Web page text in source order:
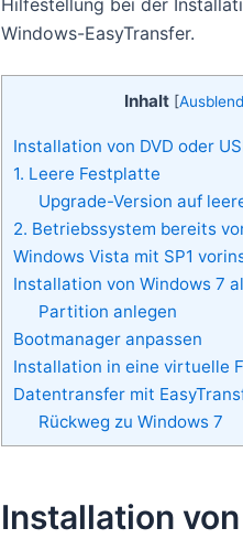
Windows-EasyTransfer.
Inhalt [
Installation von DVD oder
1. Leere Festplatte
Upgrade-Version auf
2. Betriebssystem bereits
Windows Vista mit SP1
Installation von Windows 7
Partition anlegen
Bootmanager anpassen
Installation in eine virtuelle
Datentransfer mit
Rückweg zu Windows 7
Installation